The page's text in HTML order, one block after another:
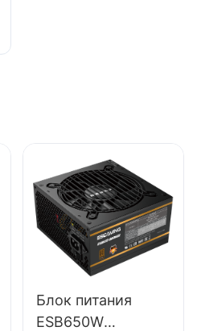
Блок питания
ESB650W